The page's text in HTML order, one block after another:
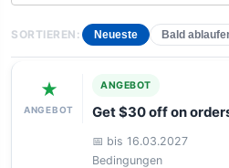
SORTIEREN: Neueste Bald
★
ANGEBOT
ANGEBOT
Get $30 off on
📅 bis 16.03.2027
Bedingungen